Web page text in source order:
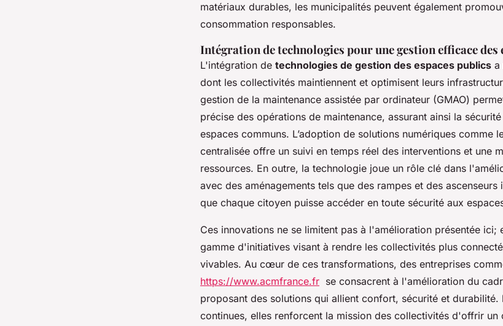
matériaux durables, les municipalités peuvent également
consommation responsables.
Intégration de technologies pour une gestion efficace des
L'intégration de technologies de gestion des espaces publics a
dont les collectivités maintiennent et optimisent leurs
gestion de la maintenance assistée par ordinateur (GMAO)
précise des opérations de maintenance, assurant ainsi la
espaces communs. L’adoption de solutions numériques comme
centralisée offre un suivi en temps réel des interventions et une
ressources. En outre, la technologie joue un rôle clé dans
avec des aménagements tels que des rampes et des ascenseurs
que chaque citoyen puisse accéder en toute sécurité aux
Ces innovations ne se limitent pas à l'amélioration présentée ici;
gamme d'initiatives visant à rendre les collectivités plus
vivables. Au cœur de ces transformations, des entreprises
https://www.acmfrance.fr se consacrent à l'amélioration du
proposant des solutions qui allient confort, sécurité et
continues, elles renforcent la mission des collectivités d'offrir un